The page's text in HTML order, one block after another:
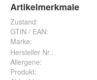
Artikelmerkmale
Zustand:
GTIN / EAN:
Marke:
Hersteller Nr.:
Allergene:
Produkt: